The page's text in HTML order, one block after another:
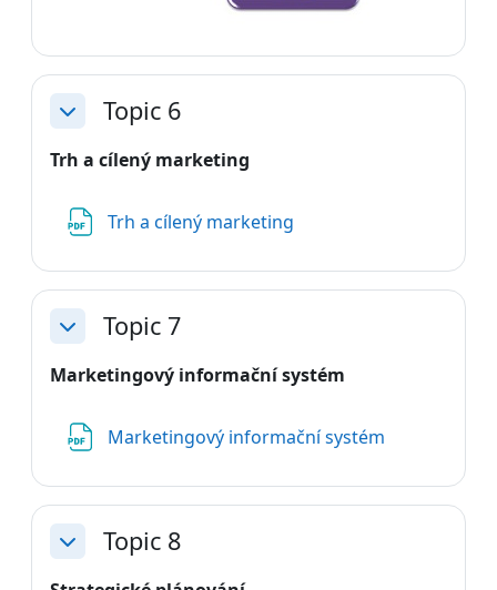
Sbalit Topic 6
Trh a cílený marketing
Trh a cílený marketing
Sbalit Topic 7
Marketingový informační systém
Marketingový informační systém
Sbalit Topic 8